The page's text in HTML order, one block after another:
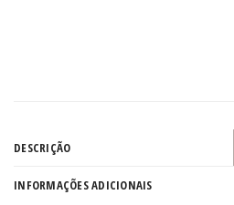
DESCRIÇÃO
INFORMAÇÕES ADICIONAIS